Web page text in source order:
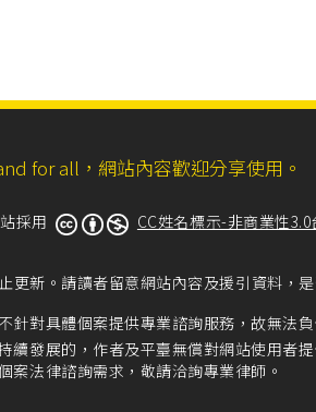
for all，網站內容歡迎分享使用。
採用 CC姓名標示-非商業性
更新。請讀者留意網站內容及援引資料，
針對具體個案提供專業諮詢服務，故無法負
續發展的，作者及平臺無償對網站使用者
案法律諮詢需求，敬請洽詢專業律師。